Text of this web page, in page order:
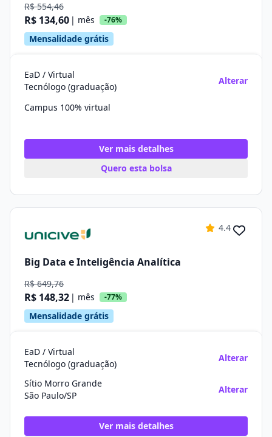
R$ 554,46
R$ 134,60 | mês -76%
Mensalidade grátis
EaD / Virtual
Tecnólogo (graduação)
Alterar
Campus 100% virtual
Ver mais detalhes
Quero esta bolsa
4.4
Big Data e Inteligência Analítica
R$ 649,76
R$ 148,32 | mês -77%
Mensalidade grátis
EaD / Virtual
Tecnólogo (graduação)
Alterar
Sítio Morro Grande
São Paulo/SP
Alterar
Ver mais detalhes